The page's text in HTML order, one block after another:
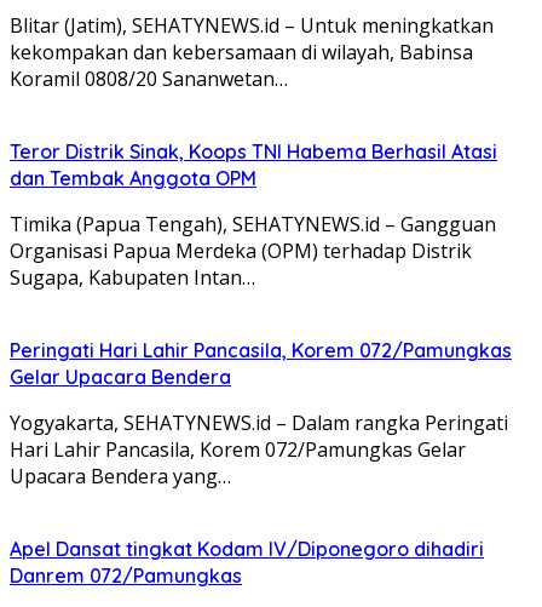
Blitar (Jatim), SEHATYNEWS.id – Untuk meningkatkan
kekompakan dan kebersamaan di wilayah, Babinsa
Koramil 0808/20 Sananwetan…
Teror Distrik Sinak, Koops TNI Habema Berhasil Atasi
dan Tembak Anggota OPM
Timika (Papua Tengah), SEHATYNEWS.id – Gangguan
Organisasi Papua Merdeka (OPM) terhadap Distrik
Sugapa, Kabupaten Intan…
Peringati Hari Lahir Pancasila, Korem 072/Pamungkas
Gelar Upacara Bendera
Yogyakarta, SEHATYNEWS.id – Dalam rangka Peringati
Hari Lahir Pancasila, Korem 072/Pamungkas Gelar
Upacara Bendera yang…
Apel Dansat tingkat Kodam lV/Diponegoro dihadiri
Danrem 072/Pamungkas